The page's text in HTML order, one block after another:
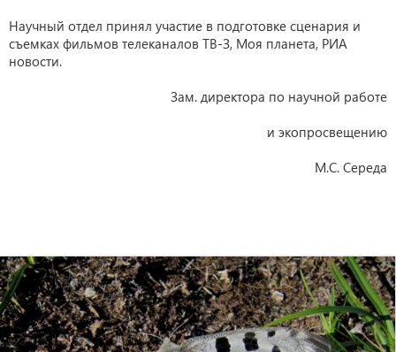
Научный отдел принял участие в подготовке сценария и
съемках фильмов телеканалов ТВ-З, Моя планета, РИА
новости.
Зам. директора по научной работе
и экопросвещению
М.С. Середа